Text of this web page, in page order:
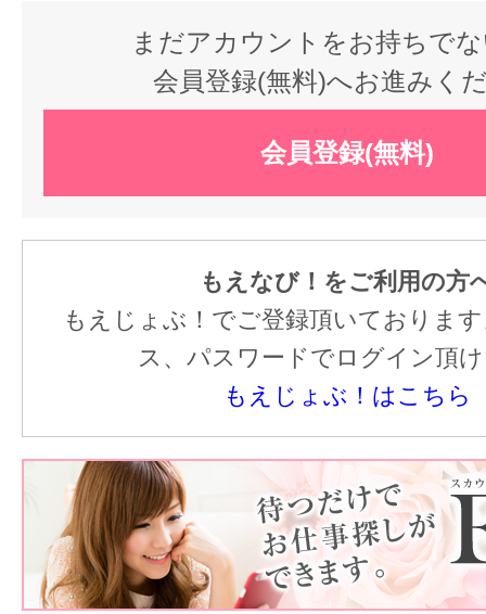
まだアカウントをお持ちで
会員登録(無料)へお進みく
会員登録(無料)
もえなび！をご利用の方
もえじょぶ！でご登録頂いておりま
ス、パスワードでログイン頂
もえじょぶ！はこちら